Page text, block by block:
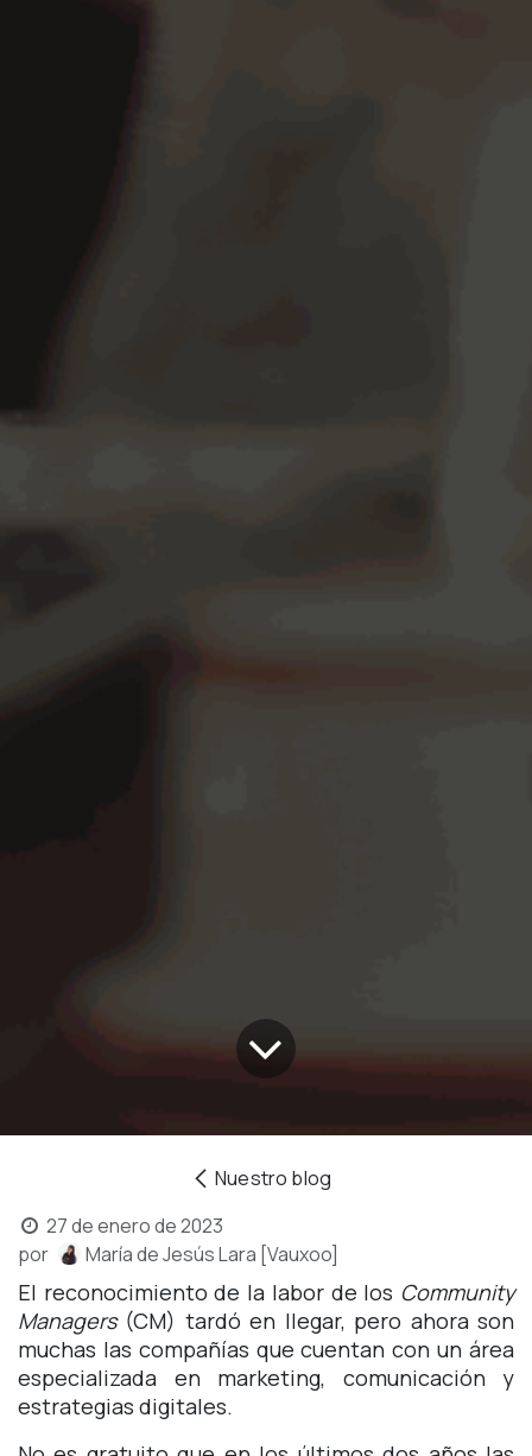
Nuestro blog
27 de enero de 2023
por
María de Jesús Lara [Vauxoo]
El reconocimiento de la labor de los Community
Managers(CM) tardó en llegar, pero ahora son
muchas las compañías que cuentan con un área
especializada en marketing, comunicación y
estrategias digitales.